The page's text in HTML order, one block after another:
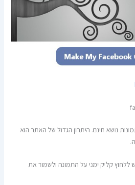
עצום של מעל 6000 תמונות נושא חינם. היתרון הגדול של האתר הוא
קליק ימני על התמונה ולשמור את